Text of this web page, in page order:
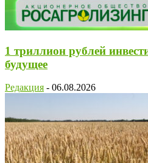
1 триллион рублей
будущее
Редакция - 06.08.2026